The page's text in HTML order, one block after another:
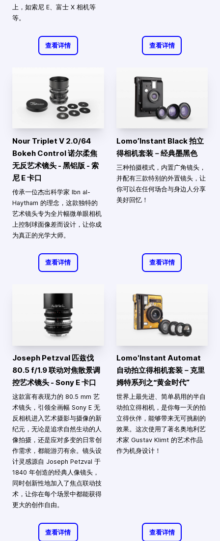
上，如索尼 E、富士 X 相机等
等。
查看详情 查看详情
Nour Triplet V 2.0/64
Bokeh Control 诺尔柔焦
无反艺术镜头 - 黑铝版 - 索
尼 E 卡口
传承一位杰出科学家 Ibn al-
Haytham 的理念，这款独特的
艺术镜头专为全片幅微单眼相机
上控制球面像差而设计，让你成
为真正的光学大师。
查看详情
Lomo’Instant Black 拍立
得相机套装－经典墨黑色
三种拍摄模式，内置广角镜头，
并配有三款特别的外置镜头，让
你可以在任何场合与身边人分享
美好回忆！
查看详情
Joseph Petzval 匹兹伐
80.5 f/1.9 联动对焦散景调
控艺术镜头 - Sony E 卡口
这款富有表现力的 80.5 mm 艺
术镜头，引领全画幅 Sony E 无
反相机进入艺术摄影与摄像的新
纪元，无论是追求自然生动的人
像拍摄，还是应对多变的日常创
作需求，都能游刃有余。镜头设
计灵感源自 Joseph Petzval 于
1840 年创造的经典人像镜头，
同时创新性地加入了焦点联动技
术，让你在每个场景中都能获得
更大的创作自由。
查看详情
Lomo'Instant Automat
自动拍立得相机套装－克里
姆特系列之“黄金时代”
世界上最先进、简单易用的半自
动拍立得相机，是你每一天的拍
立得伙伴，能够带来无可挑剔的
效果。这次使用了著名奥地利艺
术家 Gustav Klimt 的艺术作品
作为机身设计！
查看详情